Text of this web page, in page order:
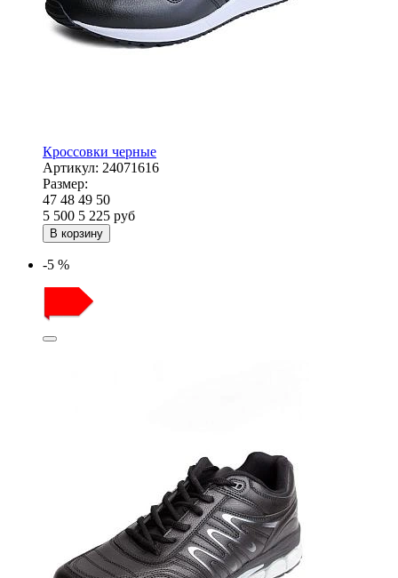
Кроссовки черные
Артикул: 24071616
Размер:
47 48 49 50
5 500 5 225 руб
В корзину
-5 %